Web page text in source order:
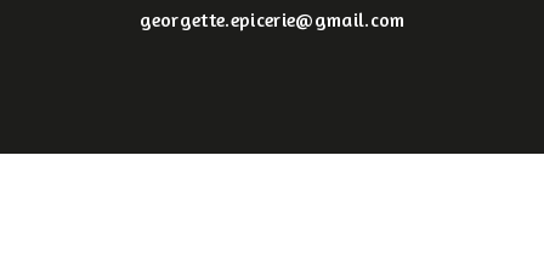
georgette.epicerie@gmail.com